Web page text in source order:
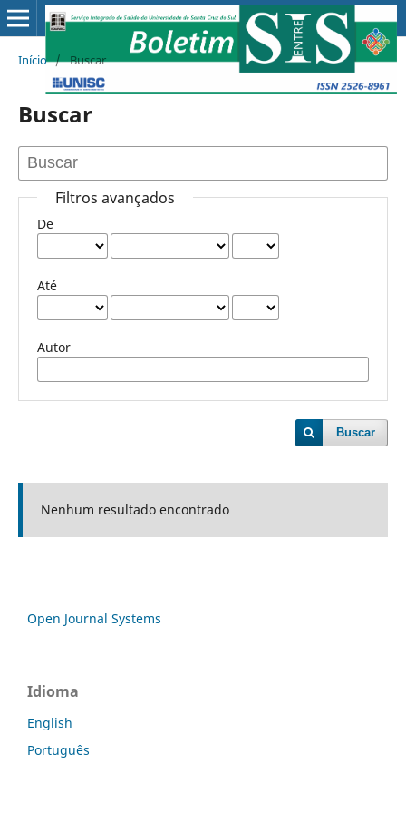
Início / Buscar
Buscar
Filtros avançados
De
Até
Autor
Buscar
Nenhum resultado encontrado
Open Journal Systems
Idioma
English
Português